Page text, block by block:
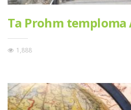
Ta Prohm
1,888